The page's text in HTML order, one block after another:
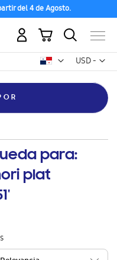
del 4 de Agosto.
USD -
dólar
Mi carrito
para:
plat